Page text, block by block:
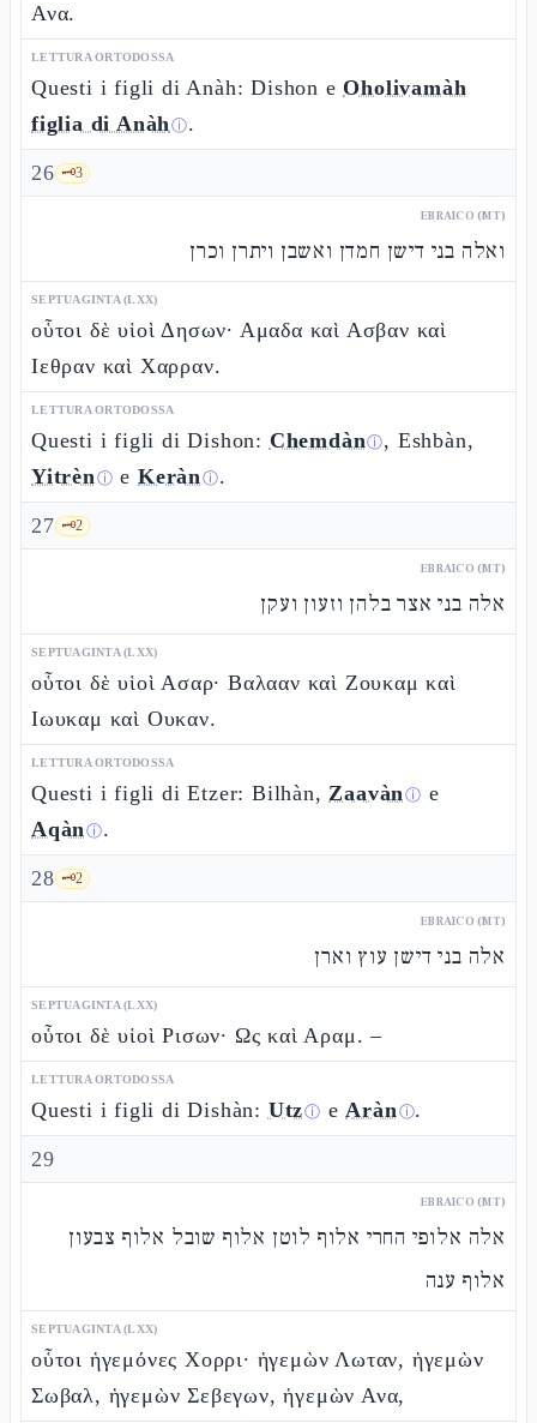
Ανα.
LETTURA ORTODOSSA
Questi i figli di Anàh: Dishon e Oholivamàh
figlia di Anàhⓘ.
26 🗝️3
EBRAICO (MT)
ואלה בני דישן חמדן ואשבן ויתרן וכרן
SEPTUAGINTA (LXX)
οὗτοι δὲ υἱοὶ Δησων· Αμαδα καὶ Ασβαν καὶ
Ιεθραν καὶ Χαρραν.
LETTURA ORTODOSSA
Questi i figli di Dishon: Chemdànⓘ, Eshbàn,
Yitrènⓘ eKerànⓘ.
27 🗝️2
EBRAICO (MT)
אלה בני אצר בלהן וזעון ועקן
SEPTUAGINTA (LXX)
οὗτοι δὲ υἱοὶ Ασαρ· Βαλααν καὶ Ζουκαμ καὶ
Ιωυκαμ καὶ Ουκαν.
LETTURA ORTODOSSA
Questi i figli di Etzer: Bilhàn,Zaavànⓘ e
Aqànⓘ.
28 🗝️2
EBRAICO (MT)
אלה בני דישן עוץ וארן
SEPTUAGINTA (LXX)
οὗτοι δὲ υἱοὶ Ρισων· Ως καὶ Αραμ. –
LETTURA ORTODOSSA
Questi i figli di Dishàn: Utzⓘ eArànⓘ.
29
EBRAICO (MT)
אלה אלופי החרי אלוף לוטן אלוף שובל אלוף צבעון
אלוף ענה
SEPTUAGINTA (LXX)
οὗτοι ἡγεμόνες Χορρι· ἡγεμὼν Λωταν, ἡγεμὼν
Σωβαλ, ἡγεμὼν Σεβεγων, ἡγεμὼν Ανα,